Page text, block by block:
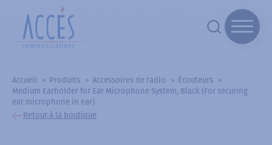
Accueil Produits Accessoires de radio
Écouteurs
Medium Earholder for Ear Microphone System, Black (For securing
ear microphone in ear)
Retour à la boutique